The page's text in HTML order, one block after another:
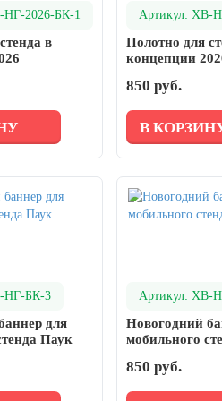
по благоустройству
воскресенье
НГ-2026-БК-1
в
Артикул: ХВ-
Полотно для
концепции
850 руб.
В
НГ-БК-3
для
Паук
Артикул: ХВ-
Новогодний
мобильного
850 руб.